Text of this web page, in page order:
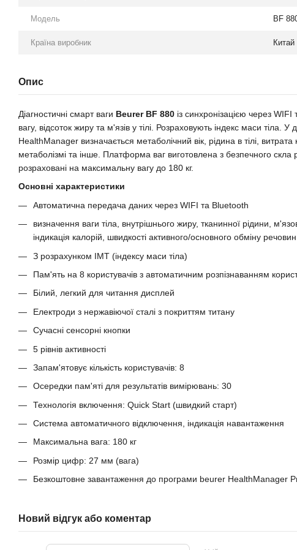
Модель BF
Країна виробник Китай
Опис
Діагностичні смарт ваги Beurer BF 880 із синхронізацією через
вагу, відсоток жиру та м'язів у тілі. Розраховують індекс маси тіла. У
HealthManager визначається метаболічний вік, рідина в тілі, витрата
метаболізмі та інше. Платформа ваг виготовлена з безпечного
розраховані на максимальну вагу до 180 кг.
Основні характеристики
Автоматична передача даних через WIFI та Bluetooth
визначення ваги тіла, внутрішнього жиру, тканинної рідини,
індикація калорій, швидкості активного/основного обміну речовин
З розрахунком ІМТ (індексу маси тіла)
Пам'ять на 8 користувачів з автоматичним розпізнаванням
Білий, легкий для читання дисплей
Електроди з нержавіючої сталі з покриттям титану
Сучасні сенсорні кнопки
5 рівнів активності
Запам'ятовує кількість користувачів: 8
Осередки пам'яті для результатів вимірювань: 30
Технологія включення: Quick Start (швидкий старт)
Система автоматичного відключення, індикація навантаження
Максимальна вага: 180 кг
Розмір цифр: 27 мм (вага)
Безкоштовне завантаження до програми beurer HealthManager
Новий відгук або коментар